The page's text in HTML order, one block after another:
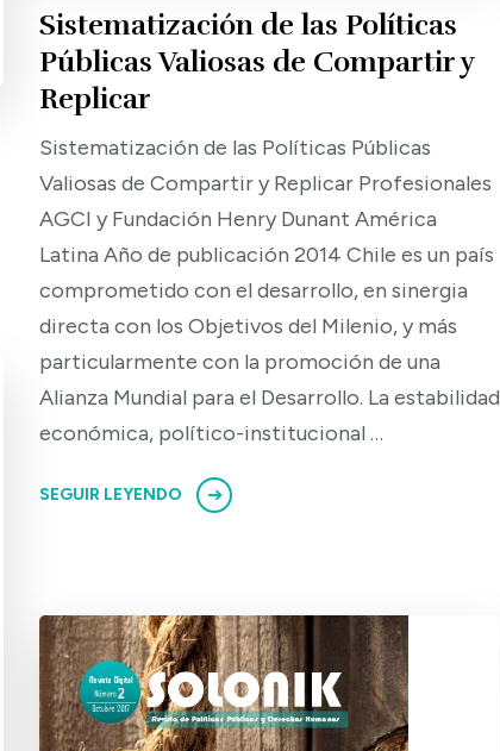
Sistematización de las Políticas
Públicas Valiosas de Compartir y
Replicar
Sistematización de las Políticas Públicas
Valiosas de Compartir y Replicar Profesionales
AGCI y Fundación Henry Dunant América
Latina Año de publicación 2014 Chile es un país
comprometido con el desarrollo, en sinergia
directa con los Objetivos del Milenio, y más
particularmente con la promoción de una
Alianza Mundial para el Desarrollo. La estabilidad
económica, político-institucional …
SEGUIR LEYENDO